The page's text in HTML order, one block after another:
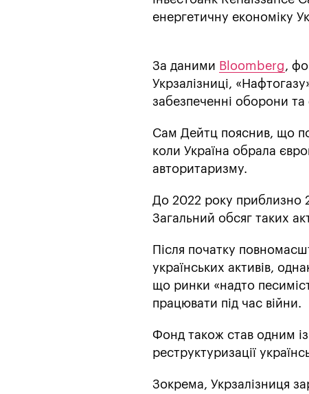
енергетичну економіку
За даними Bloomberg ,
Укрзалізниці,
забезпеченні оборони та
Сам Дейтц пояснив, що
коли Україна обрала
авторитаризму.
До 2022 року приблизно
Загальний обсяг таких
Після початку
українських активів,
що ринки «надто
працювати під час війни.
Фонд також став одним
реструктуризації
Зокрема, Укрзалізниця